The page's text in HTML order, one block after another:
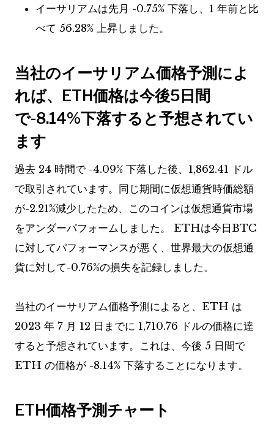
イーサリアムは先月 -0.75% 下落し、1 年前と比
べて 56.28% 上昇しました。
当社のイーサリアム価格予測によ
れば、ETH価格は今後5日間
で-8.14%下落すると予想されてい
ます
過去 24 時間で -4.09% 下落した後、1,862.41 ドル
で取引されています。同じ期間に仮想通貨時価総額
が-2.21%減少したため、このコインは仮想通貨市場
をアンダーパフォームしました。 ETHは今日BTC
に対してパフォーマンスが悪く、世界最大の仮想通
貨に対して-0.76%の損失を記録しました。
当社のイーサリアム価格予測によると、ETH は
2023 年 7 月 12 日までに 1,710.76 ドルの価格に達
すると予想されています。これは、今後 5 日間で
ETH の価格が -8.14% 下落することになります。
ETH価格予測チャート